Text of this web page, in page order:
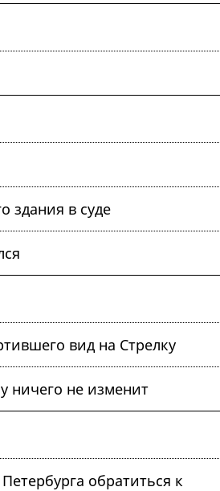
здания в суде
вид на Стрелку
ничего не изменит
обратиться к